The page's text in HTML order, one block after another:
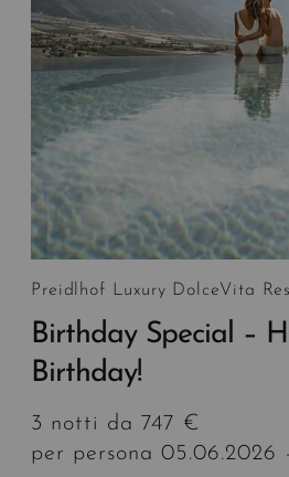
Preidlhof Luxury DolceVita
Birthday Special –
Birthday!
3 notti da 747 €
per persona 05.06.2026